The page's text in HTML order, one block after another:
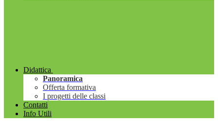
Didattica
Panoramica
Offerta formativa
I progetti delle classi
Contatti
Info Utili